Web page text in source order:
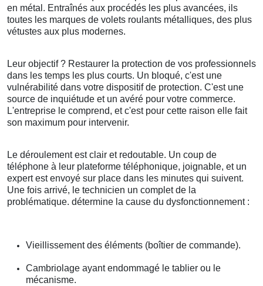
en métal. Entraînés aux procédés les plus avancées, ils
toutes les marques de volets roulants métalliques, des plus
vétustes aux plus modernes.
Leur objectif ? Restaurer la protection de vos professionnels
dans les temps les plus courts. Un bloqué, c'est une
vulnérabilité dans votre dispositif de protection. C'est une
source de inquiétude et un avéré pour votre commerce.
L'entreprise le comprend, et c'est pour cette raison elle fait
son maximum pour intervenir.
Le déroulement est clair et redoutable. Un coup de
téléphone à leur plateforme téléphonique, joignable, et un
expert est envoyé sur place dans les minutes qui suivent.
Une fois arrivé, le technicien un complet de la
problématique. détermine la cause du dysfonctionnement :
Vieillissement des éléments (boîtier de commande).
Cambriolage ayant endommagé le tablier ou le
mécanisme.